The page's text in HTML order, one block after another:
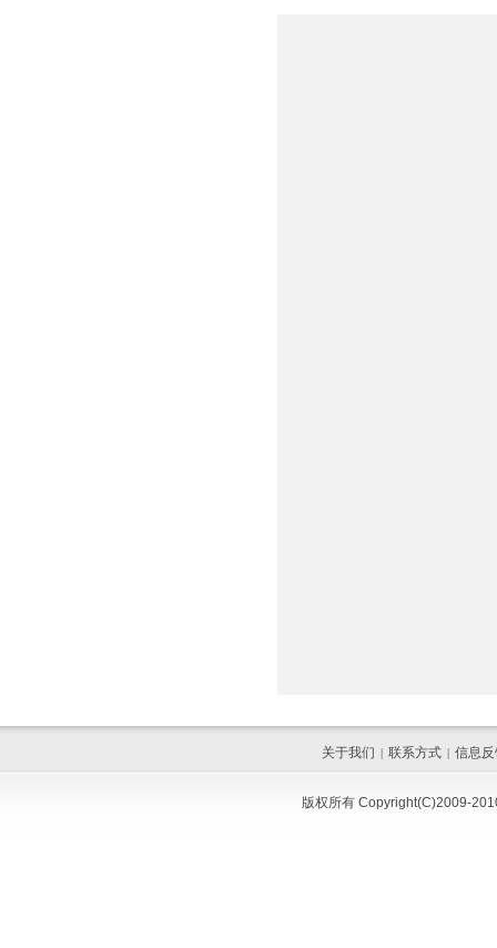
关于我们 | 联系方式 | 信息
版权所有 Copyright(C)2009-